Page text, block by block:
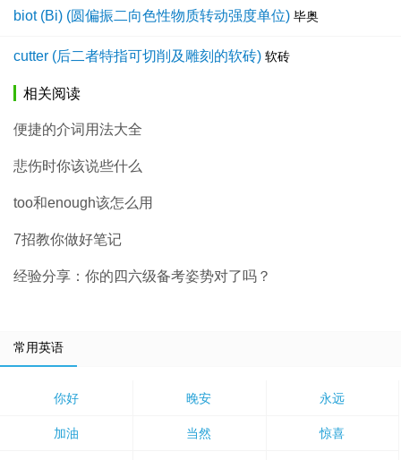
biot (Bi) (圆偏振二向色性物质转动强度单位) 毕奥
cutter (后二者特指可切削及雕刻的软砖) 软砖
相关阅读
便捷的介词用法大全
悲伤时你该说些什么
too和enough该怎么用
7招教你做好笔记
经验分享：你的四六级备考姿势对了吗？
常用英语
你好 晚安 永远
加油 当然 惊喜